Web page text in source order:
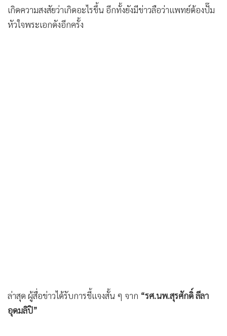
เกิดความสงสัยว่าเกิดอะไรขึ้น อีกทั้งยังมีข่าวลือว่าแพทย์ต้องปั๊ม
หัวใจพระเอกดังอีกครั้ง
ล่าสุด ผู้สื่อข่าวได้รับการชี้แจงสั้น ๆ จาก “รศ.นพ.สุรศักดิ์ ลีลา
อุดมลิปิ”